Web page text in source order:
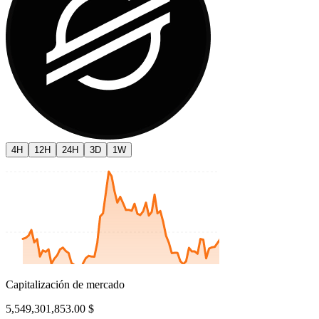
4H 12H 24H 3D 1W
Capitalización de mercado
5,549,301,853.00 $